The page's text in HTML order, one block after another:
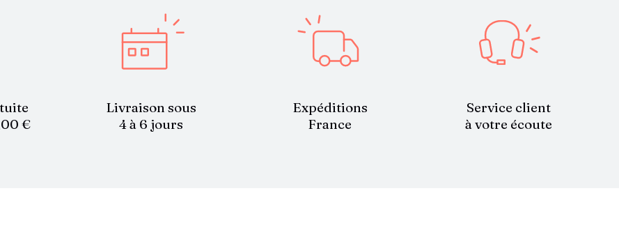
€
Livraison sous
4 à 6 jours
Expéditions
France
Service client
à votre écoute